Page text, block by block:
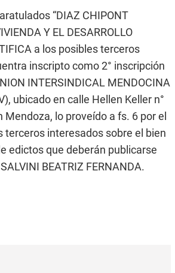
“DIAZ CHIPONT
Y EL DESARROLLO
a los posibles terceros
inscripto como 2° inscripción
INTERSINDICAL MENDOCINA
ubicado en calle Hellen Keller n°
Mendoza, lo proveído a fs. 6 por el
terceros interesados sobre el bien
edictos que deberán publicarse
BEATRIZ FERNANDA.